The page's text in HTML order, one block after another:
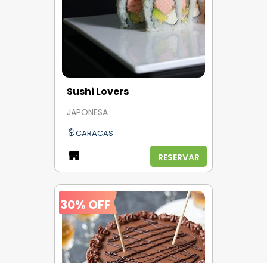
Sushi Lovers
JAPONESA
CARACAS
RESERVAR
30% OFF